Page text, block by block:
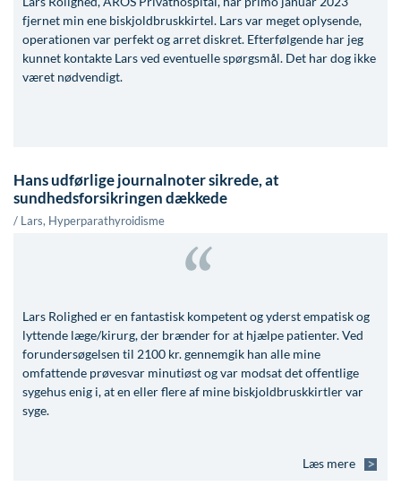
Ar og strækmærker
Uønsket hårvækst
Hårtab
Intim konturering/foryngelse
Mandlig genitalområde - forskønnelse
Kosmetisk Plastikkirurgi
Skræddersyede dropbehandlinger
Før / efter billeder
Modelopskrivning
Plasmaprodukter i æstetisk, kosmetisk og anti-
aging medicin
Udskrivelse
Kontakt os & Find vej
Kvalitet og patienttilfredshed
Nyttige links
Rygepolitik
Samarbejde mellem specialer
operationer
Ventetid i det offentlige - Frit sygehusvalg
Vores mål
fjernet min ene biskjoldbruskkirtel. Lars var meget oplysende,
operationen var perfekt og arret diskret. Efterfølgende har jeg
kunnet kontakte Lars ved eventuelle spørgsmål. Det har dog ikke
været nødvendigt.
Hans udførlige journalnoter sikrede, at
sundhedsforsikringen dækkede
/ Lars, Hyperparathyroidisme
Lars Rolighed er en fantastisk kompetent og yderst empatisk og
lyttende læge/kirurg, der brænder for at hjælpe patienter. Ved
forundersøgelsen til 2100 kr. gennemgik han alle mine
omfattende prøvesvar minutiøst og var modsat det offentlige
sygehus enig i, at en eller flere af mine biskjoldbruskkirtler var
syge.
Læs mere